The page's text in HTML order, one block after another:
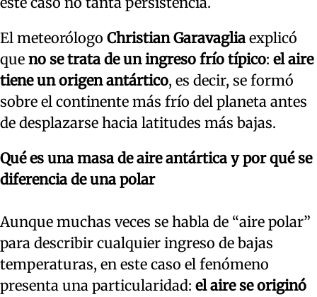
El meteorólogo Christian Garavaglia explicó
que no se trata de un ingreso frío típico: el aire
tiene un origen antártico, es decir, se formó
sobre el continente más frío del planeta antes
de desplazarse hacia latitudes más bajas.
Qué es una masa de aire antártica y por qué se
diferencia de una polar
Aunque muchas veces se habla de “aire polar”
para describir cualquier ingreso de bajas
temperaturas, en este caso el fenómeno
presenta una particularidad: el aire se originó